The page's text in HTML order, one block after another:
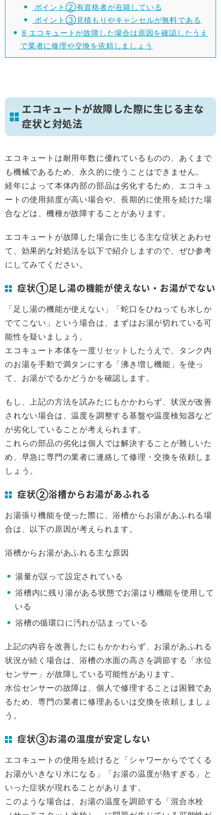
ポイント②有資格者が在籍している
ポイント③見積もりやキャンセルが無料である
8 エコキュートが故障した場合は原因を確認したうえ
で業者に修理や交換を依頼しましょう
エコキュートが故障した際に生じる主な
症状と対処法
エコキュートは耐用年数に優れているものの、あくまで
も機械であるため、永久的に使うことはできません。
経年によって本体内部の部品は劣化するため、エコキュ
ートの使用頻度が高い場合や、長期的に使用を続けた場
合などは、機種が故障することがあります。
エコキュートが故障した場合に生じる主な症状とあわせ
て、効果的な対処法を以下で紹介しますので、ぜひ参考
にしてみてください。
症状①足し湯の機能が使えない・お湯がでない
「足し湯の機能が使えない」「蛇口をひねっても水しか
でてこない」という場合は、まずはお湯が切れている可
能性を疑いましょう。
エコキュート本体を一度リセットしたうえで、タンク内
のお湯を手動で満タンにする「沸き増し機能」を使っ
て、お湯がでるかどうかを確認します。
もし、上記の方法を試みたにもかかわらず、状況が改善
されない場合は、温度を調整する基盤や温度検知器など
が劣化していることが考えられます。
これらの部品の劣化は個人では解決することが難しいた
め、早急に専門の業者に連絡して修理・交換を依頼しま
しょう。
症状②浴槽からお湯があふれる
お湯張り機能を使った際に、浴槽からお湯があふれる場
合は、以下の原因が考えられます。
浴槽からお湯があふれる主な原因
湯量が誤って設定されている
浴槽内に残り湯がある状態でお湯はり機能を使用して
いる
浴槽の循環口に汚れが詰まっている
上記の内容を改善したにもかかわらず、お湯があふれる
状況が続く場合は、浴槽の水面の高さを調節する「水位
センサー」が故障している可能性があります。
水位センサーの故障は、個人で修理することは困難であ
るため、専門の業者に修理あるいは交換を依頼しましょ
う。
症状③お湯の温度が安定しない
エコキュートの使用を続けると「シャワーからでてくる
お湯がいきなり水になる」「お湯の温度が熱すぎる」と
いった症状が現れることがあります。
このような場合は、お湯の温度を調節する「混合水栓